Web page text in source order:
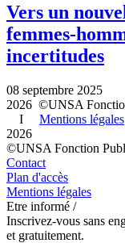
Vers un
femmes-
incertitudes
08 septembre 2025
2026 ©UNSA
I Mentions légales
2026
©UNSA Fonction
Contact
Plan d'accès
Mentions légales
Etre informé /
Inscrivez-vous sans
et gratuitement.